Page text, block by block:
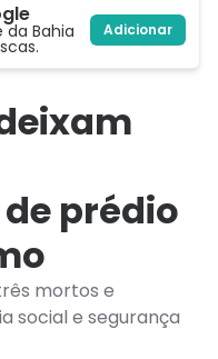
da Bahia Adicionar
prédio
mortos e
social e segurança